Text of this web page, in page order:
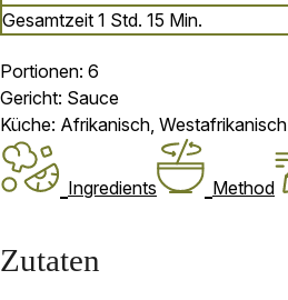
Gesamtzeit 1 Stunde
Std. 15 Minuten
Min.
Portionen: 6
Gericht: Sauce
Küche: Afrikanisch, Westafrikanisch
Ingredients Method
Zutaten